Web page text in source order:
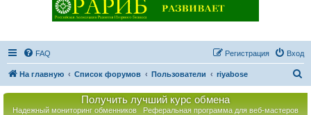
FAQ Вход
Регистрация
На главную Список форумов Пользователи riyabose
Получить лучший курс обмена
Надежный мониторинг обменников Реферальная программа для веб-мастеров